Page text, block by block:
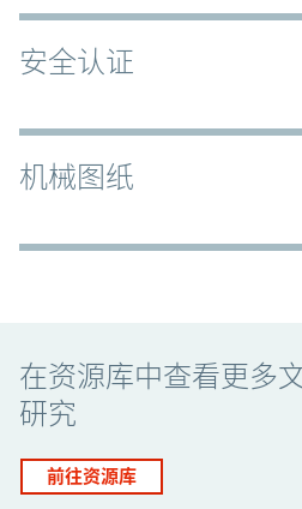
安全认证
机械图纸
在资源库中查看更多
研究
前往资源库